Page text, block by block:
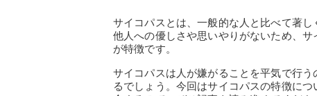
サイコパスとは、一般的な人と比べて著
他人への優しさや思いやりがないため、
が特徴です。
サイコパスは人が嫌がることを平気で行
るでしょう。今回はサイコパスの特徴に